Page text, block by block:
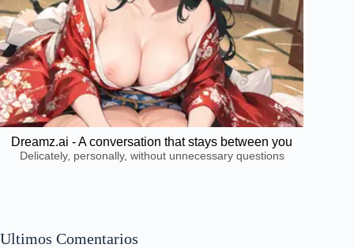
Dreamz.ai - A conversation that stays between you
Delicately, personally, without unnecessary questions
Ultimos Comentarios